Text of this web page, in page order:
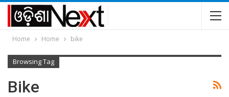
Home Home bike
Browsing Tag
Bike